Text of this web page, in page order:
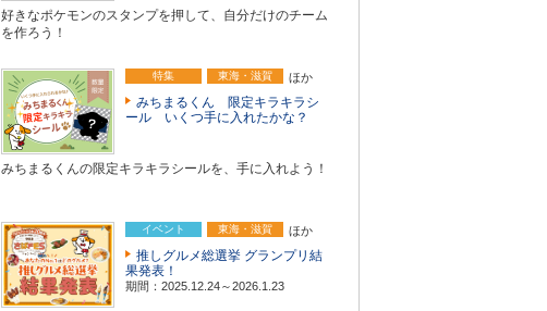
好きなポケモンのスタンプを押して、自分だけのチーム
を作ろう！
特集 東海・滋賀 ほか
みちまるくん 限定キラキラシ
ール いくつ手に入れたかな？
みちまるくんの限定キラキラシールを、手に入れよう！
イベント 東海・滋賀 ほか
推しグルメ総選挙 グランプリ結
果発表！
期間：2025.12.24～2026.1.23